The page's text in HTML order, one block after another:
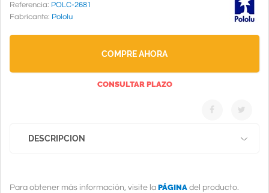
Referencia: POLC-2681
Fabricante: Pololu
COMPRE AHORA
CONSULTAR PLAZO
DESCRIPCION
Para obtener más información, visite la PÁGINA del producto.